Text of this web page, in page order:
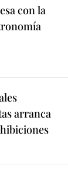
con la
arranca